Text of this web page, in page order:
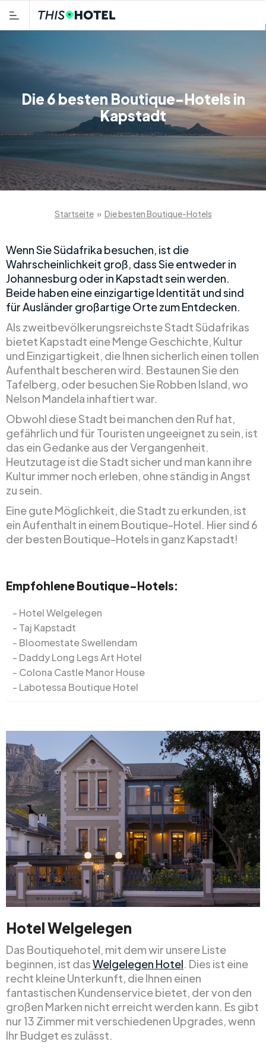
Die 6 besten Boutique-Hotels in
Kapstadt
Startseite » Die besten Boutique-Hotels
Wenn Sie Südafrika besuchen, ist die
Wahrscheinlichkeit groß, dass Sie entweder in
Johannesburg oder in Kapstadt sein werden.
Beide haben eine einzigartige Identität und sind
für Ausländer großartige Orte zum Entdecken.
Als zweitbevölkerungsreichste Stadt Südafrikas
bietet Kapstadt eine Menge Geschichte, Kultur
und Einzigartigkeit, die Ihnen sicherlich einen tollen
Aufenthalt bescheren wird. Bestaunen Sie den
Tafelberg, oder besuchen Sie Robben Island, wo
Nelson Mandela inhaftiert war.
Obwohl diese Stadt bei manchen den Ruf hat,
gefährlich und für Touristen ungeeignet zu sein, ist
das ein Gedanke aus der Vergangenheit.
Heutzutage ist die Stadt sicher und man kann ihre
Kultur immer noch erleben, ohne ständig in Angst
zu sein.
Eine gute Möglichkeit, die Stadt zu erkunden, ist
ein Aufenthalt in einem Boutique-Hotel. Hier sind 6
der besten Boutique-Hotels in ganz Kapstadt!
Empfohlene Boutique-Hotels:
Hotel Welgelegen
Taj Kapstadt
Bloomestate Swellendam
Daddy Long Legs Art Hotel
Colona Castle Manor House
Labotessa Boutique Hotel
Hotel Welgelegen
Das Boutiquehotel, mit dem wir unsere Liste
beginnen, ist dasWelgelegen Hotel. Dies ist eine
recht kleine Unterkunft, die Ihnen einen
fantastischen Kundenservice bietet, der von den
großen Marken nicht erreicht werden kann. Es gibt
nur 13 Zimmer mit verschiedenen Upgrades, wenn
Ihr Budget es zulässt.